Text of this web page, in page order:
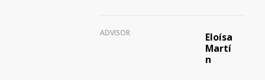
ADVISOR
Eloísa
Martí
n